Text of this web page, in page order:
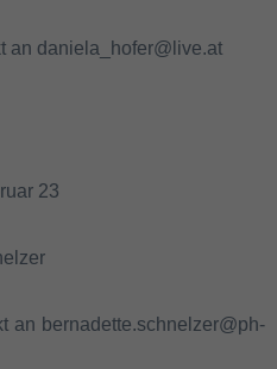
an daniela_hofer@live.at
23
an bernadette.schnelzer@ph-